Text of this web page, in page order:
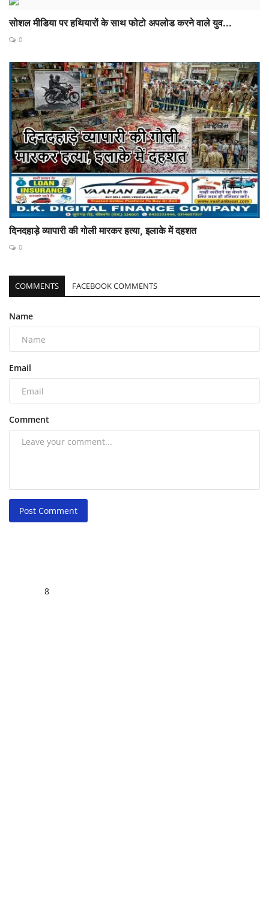
सोशल मीडिया पर हथियारों के साथ फोटो अपलोड करने वाले युव...
0
दिनदहाड़े व्यापारी की गोली मारकर हत्या, इलाके में दहशत
0
COMMENTS FACEBOOK COMMENTS
Name
Email
Comment
Post Comment
8